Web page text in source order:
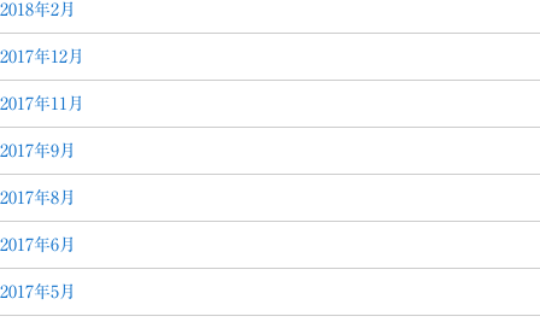
2018年2月
2017年12月
2017年11月
2017年9月
2017年8月
2017年6月
2017年5月